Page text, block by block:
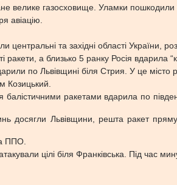
газосховище. Уламки пошкодили
авіацію.
центральні та західні області України,
ракети, а близько 5 ранку Росія вдарила
по Львівщині біля Стрия. У це
Козицький.
балістичними ракетами вдарила по
досягли Львівщини, решта ракет
ППО.
цілі біля Франківська. Під час